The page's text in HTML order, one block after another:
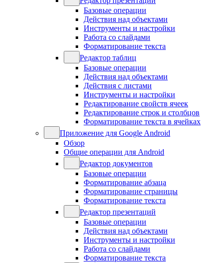
Базовые операции
Действия над объектами
Инструменты и настройки
Работа со слайдами
Форматирование текста
Редактор таблиц
Базовые операции
Действия над объектами
Действия с листами
Инструменты и настройки
Редактирование свойств ячеек
Редактирование строк и столбцов
Форматирование текста в ячейках
Приложение для Google Android
Обзор
Общие операции для Android
Редактор документов
Базовые операции
Форматирование абзаца
Форматирование страницы
Форматирование текста
Редактор презентаций
Базовые операции
Действия над объектами
Инструменты и настройки
Работа со слайдами
Форматирование текста